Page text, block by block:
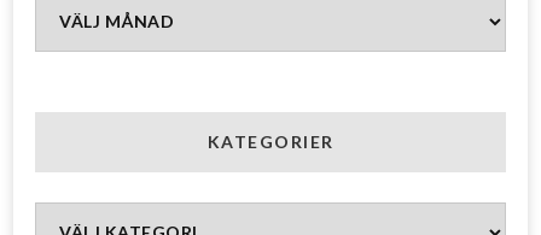
Arkiv
KATEGORIER
Kategorier